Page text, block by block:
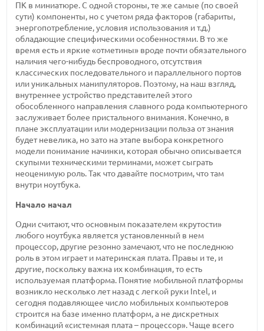
ПК в миниатюре. С одной стороны, те же самые (по своей
сути) компоненты, но с учетом ряда факторов (габариты,
энергопотребление, условия использования и т.д.)
обладающие специфическими особенностями. В то же
время есть и яркие «отметины» вроде почти обязательного
наличия чего-нибудь беспроводного, отсутствия
классических последовательного и параллельного портов
или уникальных манипуляторов. Поэтому, на наш взгляд,
внутреннее устройство представителей этого
обособленного направления славного рода компьютерного
заслуживает более пристального внимания. Конечно, в
плане эксплуатации или модернизации польза от знания
будет невелика, но зато на этапе выбора конкретного
модели понимание начинки, которая обычно описывается
скупыми техническими терминами, может сыграть
неоценимую роль. Так что давайте посмотрим, что там
внутри ноутбука.
Начало начал
Одни считают, что основным показателем «крутости»
любого ноутбука является установленный в нем
процессор, другие резонно замечают, что не последнюю
роль в этом играет и материнская плата. Правы и те, и
другие, поскольку важна их комбинация, то есть
используемая платформа. Понятие мобильной платформы
возникло несколько лет назад с легкой руки Intel, и
сегодня подавляющее число мобильных компьютеров
строится на базе именно платформ, а не дискретных
комбинаций «системная плата – процессор». Чаще всего